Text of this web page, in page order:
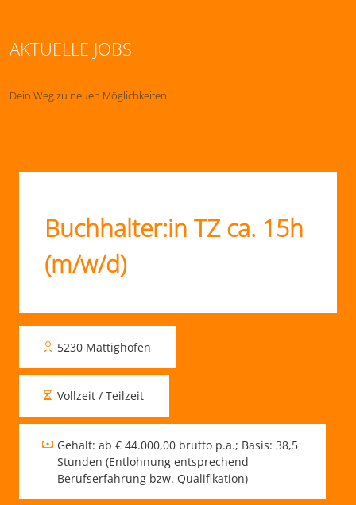
AKTUELLE JOBS
Dein Weg zu neuen Möglichkeiten
Buchhalter:in TZ ca. 15h
(m/w/d)
5230 Mattighofen
Vollzeit / Teilzeit
Gehalt: ab € 44.000,00 brutto p.a.; Basis: 38,5
Stunden (Entlohnung entsprechend
Berufserfahrung bzw. Qualifikation)